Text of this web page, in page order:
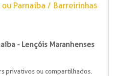
Parnaíba / Barreirinhas
- Lençóis Maranhenses
privativos ou compartilhados.